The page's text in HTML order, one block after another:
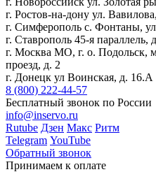
г. Ростов-на-дону ул.
г. Симферополь с. Фонтаны,
г. Ставрополь 45-я параллель,
г. Москва МО, г. о. Подольск,
проезд, д. 2
г. Донецк ул Воинская, д. 16.А
8 (800) 222-44-57
Бесплатный звонок по России
info@inservo.ru
Rutube Дзен Макс Ритм
Telegram YouTube
Обратный звонок
Принимаем к оплате